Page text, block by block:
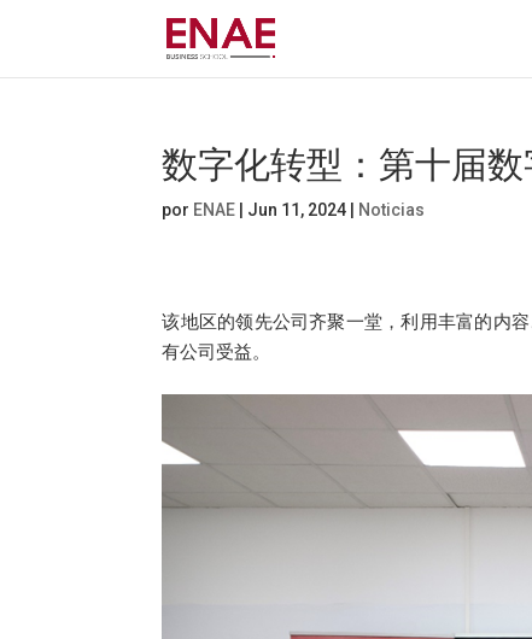
数字化转型：第十届
por ENAE Jun 11, 2024 Noticias
该地区的领先公司齐聚一堂，利用丰富的内
有公司受益。